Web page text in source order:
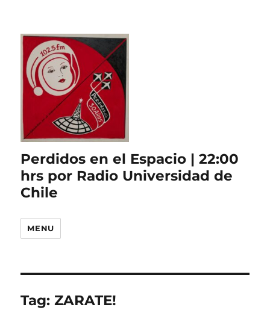
Perdidos en el Espacio | 22:00
hrs por Radio Universidad de
Chile
MENU
Tag:ZARATE!